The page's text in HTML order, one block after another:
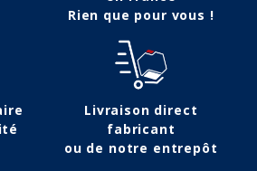
Rien que pour vous !
Livraison direct
fabricant
ou de notre entrepôt